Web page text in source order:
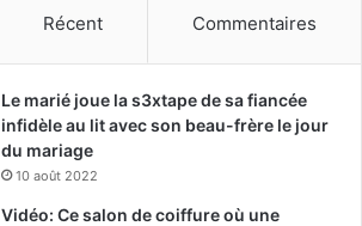
Récent Commentaires
Le marié joue la s3xtape de sa fiancée
infidèle au lit avec son beau-frère le jour
du mariage
10 août 2022
Vidéo: Ce salon de coiffure où une